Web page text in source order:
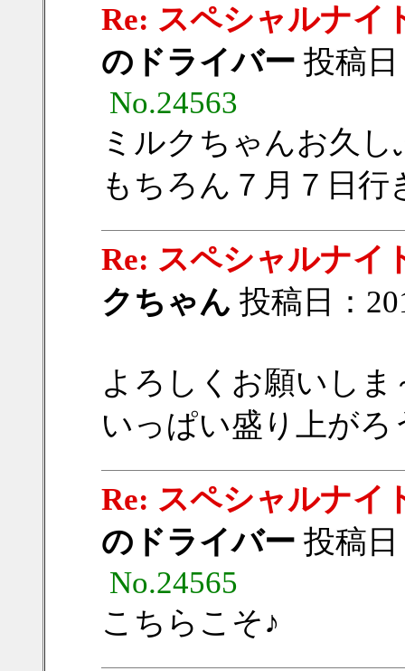
Re: スペシャルナイ
のドライバー 投稿日
No.24563
ミルクちゃんお久
もちろん７月７日行
Re: スペシャルナイ
クちゃん 投稿日：
よろしくお願いし
いっぱい盛り上が
Re: スペシャルナイ
のドライバー 投稿日
No.24565
こちらこそ♪